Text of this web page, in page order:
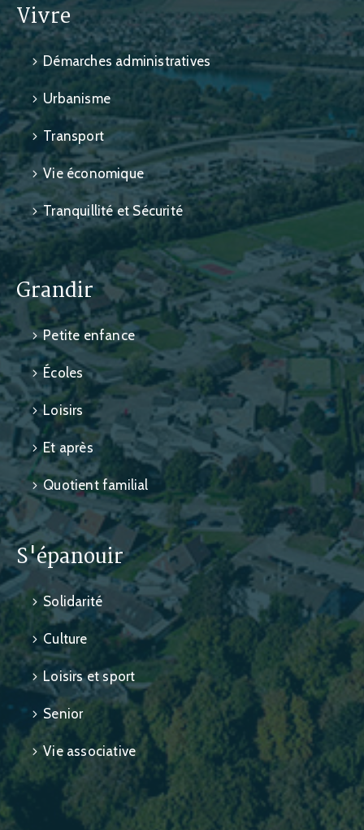
Vivre
Démarches administratives
Urbanisme
Transport
Vie économique
Tranquillité et Sécurité
Grandir
Petite enfance
Écoles
Loisirs
Et après
Quotient familial
S'épanouir
Solidarité
Culture
Loisirs et sport
Senior
Vie associative